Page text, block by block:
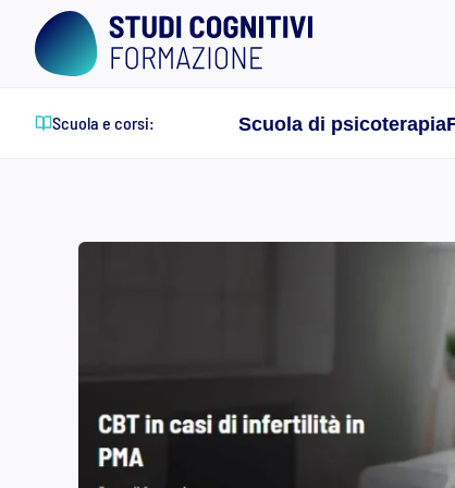
content
Scuola e corsi: Scuola di psicoterapia